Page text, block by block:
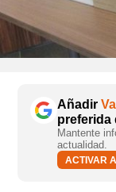
Añadir
preferida
Mantente
actualidad.
ACTIVAR